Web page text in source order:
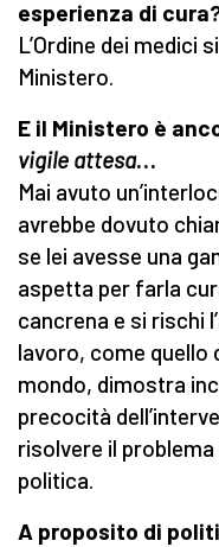
esperienza di
L’Ordine dei medici
Ministero.
E il Ministero è
vigile attesa…
Mai avuto
avrebbe dovuto
se lei avesse una
aspetta per farla
cancrena e si rischi
lavoro, come quello
mondo, dimostra
precocità
risolvere il
politica.
A proposito di